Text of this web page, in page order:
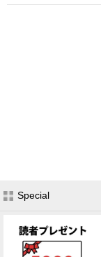
Special